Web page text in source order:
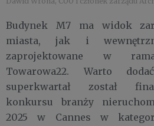
Budynek M7 ma widok
miasta, jak i
zaprojektowane w
Towarowa22. Warto
superkwartał został
konkursu branży
2025 w Cannes w